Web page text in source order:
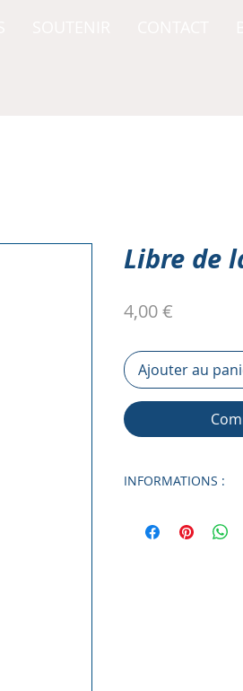
Libre de
4,00 €
Ajouter au
INFORMATIONS :
Format audio :